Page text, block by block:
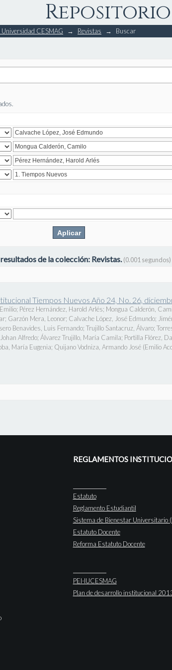
CESMAG → Revistas → Buscar
de la colección: Revistas.(0.001 segundos)
Tiempos Nuevos Año 24, No. 26,
; Pérez Hernández, Harold Arlés; Mongua Calderón,
; Garzón Mera, Leonor; Calvache López, José Edmundo;
Benavides, Luis Fernando; Trujillo Santacruz, Álvaro;
Alfredo; Álvarez Trujillo, María Camila; Portilla Flórez,
María Eugenia; Quijano Vodniza, Armando José (Emilio
REGLAMENTOS
Estatuto
Reglamento Estudiantil
Sistema de Bienestar Universitario
Estatuto Docente
Reforma Estatuto Docente
PEI-IUCESMAG
Plan de desarrollo institucional